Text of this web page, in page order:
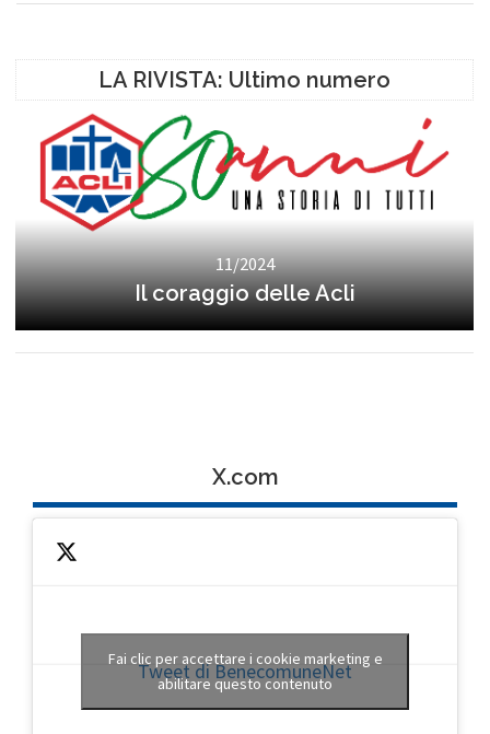
LA RIVISTA: Ultimo numero
11/2024
Il coraggio delle Acli
X.com
Tweet di BenecomuneNet
Fai clic per accettare i cookie marketing e
abilitare questo contenuto